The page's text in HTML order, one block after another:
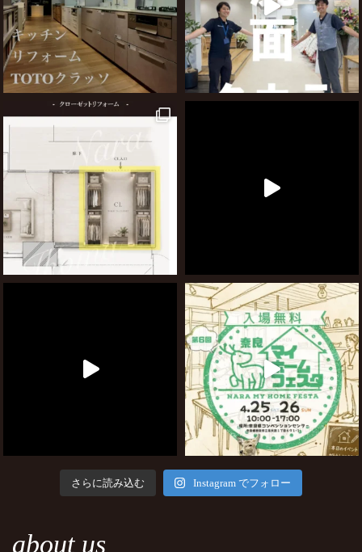
さらに読み込む Instagram でフォロー
about us